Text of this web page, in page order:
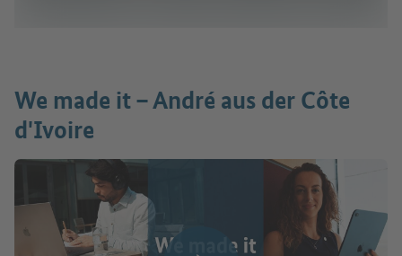
We made it – André aus der Côte
d'Ivoire